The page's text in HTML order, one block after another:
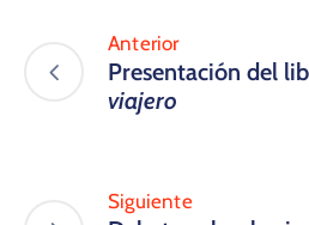
Anterior
Presentación del
viajero
Siguiente